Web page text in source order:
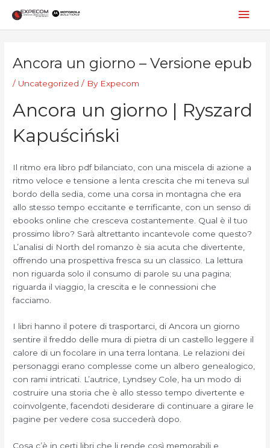
content
Ancora un giorno – Versione epub
/ Uncategorized / By Expecom
Ancora un giorno | Ryszard
Kapuściński
Il ritmo era libro pdf bilanciato, con una miscela di azione a
ritmo veloce e tensione a lenta crescita che mi teneva sul
bordo della sedia, come una corsa in montagna che era
allo stesso tempo eccitante e terrificante, con un senso di
ebooks online che cresceva costantemente. Qual è il tuo
prossimo libro? Sarà altrettanto incantevole come questo?
L’analisi di North del romanzo è sia acuta che divertente,
offrendo una prospettiva fresca su un classico. La lettura
non riguarda solo il consumo di parole su una pagina;
riguarda il viaggio, la crescita e le connessioni che
facciamo.
I libri hanno il potere di trasportarci, di Ancora un giorno
sentire il freddo delle mura di pietra di un castello leggere il
calore di un focolare in una terra lontana. Le relazioni dei
personaggi erano complesse come un albero genealogico,
con rami intricati. L’autrice, Lyndsey Cole, ha un modo di
costruire una storia che è allo stesso tempo divertente e
coinvolgente, facendoti desiderare di continuare a girare le
pagine per vedere cosa succederà dopo.
Cosa c’è in certi libri che li rende così memorabili e